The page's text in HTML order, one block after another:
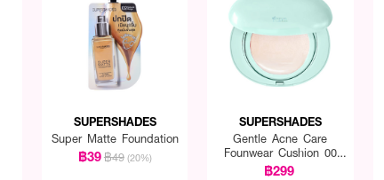
SUPERSHADES
Super Matte Foundation
฿39฿49 (20%)
SUPERSHADES
Gentle Acne Care
Founwear Cushion 00
Milky Fair
฿299